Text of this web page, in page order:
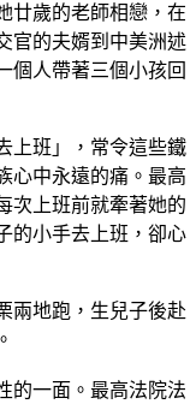
廿歲的老師相戀，在
官的夫婿到中美洲述
個人帶著三個小孩回
上班」，常令這些鐵
心中永遠的痛。最高
次上班前就牽著她的
的小手去上班，卻心
兩地跑，生兒子後赴
的一面。最高法院法